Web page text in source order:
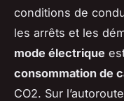
conditions de
les arrêts et les
mode électrique
consommation de
CO2. Sur